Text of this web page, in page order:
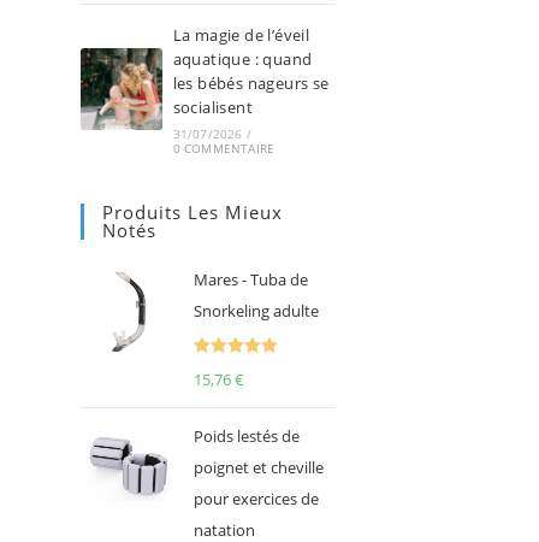
La magie de l’éveil
aquatique : quand
les bébés nageurs se
socialisent
31/07/2026 /
0 COMMENTAIRE
Produits Les Mieux
Notés
Mares - Tuba de
Snorkeling adulte
15,76€
Poids lestés de
poignet et cheville
pour exercices de
natation